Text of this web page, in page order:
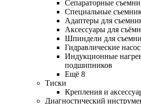
Сепараторные
Специальные
Адаптеры для
Аксессуары для
Шпиндели для
Гидравлические
Индукционные
подшипников
Ещё 8
Тиски
Крепления и
Диагностический